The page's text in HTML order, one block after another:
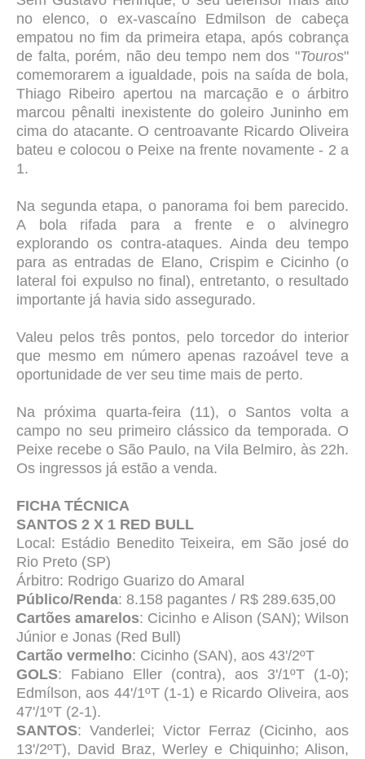
no elenco, o ex-vascaíno Edmilson de cabeça
empatou no fim da primeira etapa, após cobrança
de falta, porém, não deu tempo nem dos "Touros"
comemorarem a igualdade, pois na saída de bola,
Thiago Ribeiro apertou na marcação e o árbitro
marcou pênalti inexistente do goleiro Juninho em
cima do atacante. O centroavante Ricardo Oliveira
bateu e colocou o Peixe na frente novamente - 2 a
1.
Na segunda etapa, o panorama foi bem parecido.
A bola rifada para a frente e o alvinegro
explorando os contra-ataques. Ainda deu tempo
para as entradas de Elano, Crispim e Cicinho (o
lateral foi expulso no final), entretanto, o resultado
importante já havia sido assegurado.
Valeu pelos três pontos, pelo torcedor do interior
que mesmo em número apenas razoável teve a
oportunidade de ver seu time mais de perto.
Na próxima quarta-feira (11), o Santos volta a
campo no seu primeiro clássico da temporada. O
Peixe recebe o São Paulo, na Vila Belmiro, às 22h.
Os ingressos já estão a venda.
FICHA TÉCNICA
SANTOS 2 X 1 RED BULL
Local: Estádio Benedito Teixeira, em São josé do
Rio Preto (SP)
Árbitro: Rodrigo Guarizo do Amaral
Público/Renda: 8.158 pagantes / R$ 289.635,00
Cartões amarelos: Cicinho e Alison (SAN); Wilson
Júnior e Jonas (Red Bull)
Cartão vermelho: Cicinho (SAN), aos 43'/2ºT
GOLS: Fabiano Eller (contra), aos 3'/1ºT (1-0);
Edmílson, aos 44'/1ºT (1-1) e Ricardo Oliveira, aos
47'/1ºT (2-1).
SANTOS: Vanderlei; Victor Ferraz (Cicinho, aos
13'/2ºT), David Braz, Werley e Chiquinho; Alison,